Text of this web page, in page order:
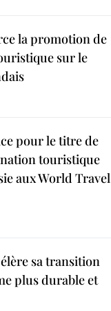
la promotion de
sur le
pour le titre de
touristique
aux World Travel
sa transition
plus durable et